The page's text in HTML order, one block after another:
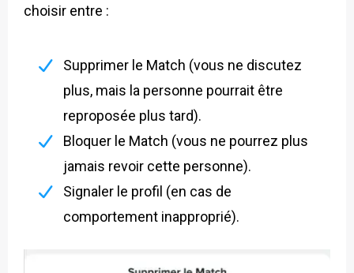
choisir entre :
Supprimer le Match (vous ne discutez
plus, mais la personne pourrait être
reproposée plus tard).
Bloquer le Match (vous ne pourrez plus
jamais revoir cette personne).
Signaler le profil (en cas de
comportement inapproprié).